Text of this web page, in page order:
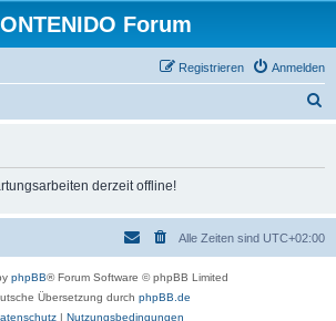
Forum
Anmelden
Registrieren
derzeit offline!
Alle Zeiten sind UTC+02:00
phpBB® Forum Software © phpBB Limited
Übersetzung durch phpBB.de
| Nutzungsbedingungen